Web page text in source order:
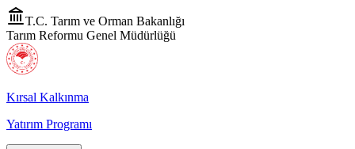
T.C. Tarım ve Orman Bakanlığı
Tarım Reformu Genel Müdürlüğü
Kırsal Kalkınma
Yatırım Programı